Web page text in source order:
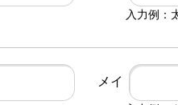
入力例：
メイ